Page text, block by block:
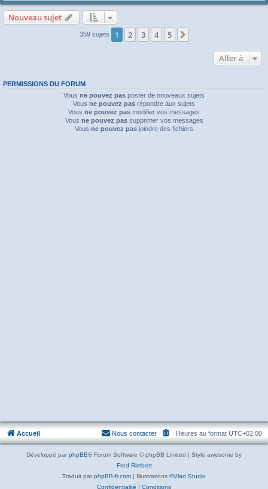
Nouveau sujet
359 sujets 1 2 3 4 5
Aller à
PERMISSIONS DU FORUM
Vous ne pouvez pas poster de nouveaux sujets
Vous ne pouvez pas répondre aux sujets
Vous ne pouvez pas modifier vos messages
Vous ne pouvez passupprimer vos messages
Vous ne pouvez pas joindre des fichiers
Accueil Heures au format UTC+02:00
Nous contacter
Développé par phpBB® Forum Software © phpBB Limited | Style awesome by
Fred Rimbert
Traduit par phpBB-fr.com | Illustrations ©Vlad Studio
Confidentialité | Conditions